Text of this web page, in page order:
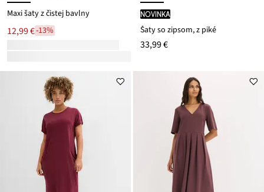
Maxi šaty z čistej bavlny
12,99 €-13%
novinka
Šaty so zipsom, z piké
33,99 €